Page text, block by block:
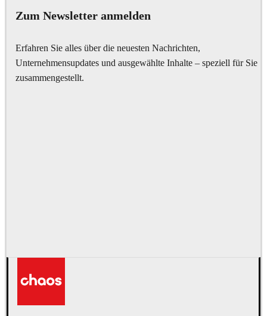
Zum Newsletter anmelden
Erfahren Sie alles über die neuesten Nachrichten,
Unternehmensupdates und ausgewählte Inhalte – speziell für Sie
zusammengestellt.